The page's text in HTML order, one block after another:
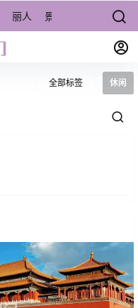
丽人 景点/周边游 宠物
全部标签 休闲